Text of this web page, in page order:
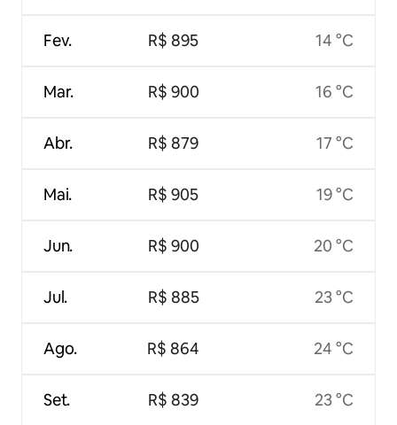
Fev.
Mar.
Abr.
Mai.
Jun.
Jul.
Ago.
Set.
R$ 895
R$ 900
R$ 879
R$ 905
R$ 900
R$ 885
R$ 864
R$ 839
14 °C
16 °C
17 °C
19 °C
20 °C
23 °C
24 °C
23 °C